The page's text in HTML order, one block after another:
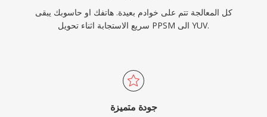
كل المعالجة تتم على خوادم بعيدة. هاتفك او حاسوبك يبقى
سريع الاستجابة اثناء تحويل PPSM الى YUV.
جودة متميزة